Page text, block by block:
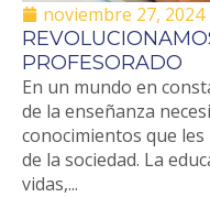
noviembre 27, 2024
PROFESORADO
En un mundo en
de la enseñanza
conocimientos que
de la sociedad. La
vidas,...